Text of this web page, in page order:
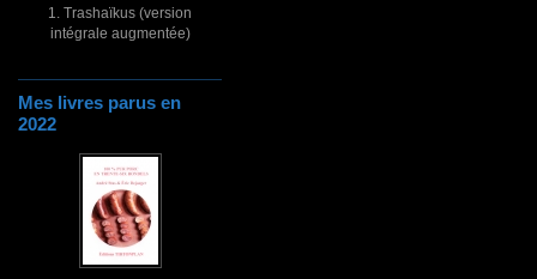
1. Trashaïkus (version
intégrale augmentée)
Mes livres parus en
2022